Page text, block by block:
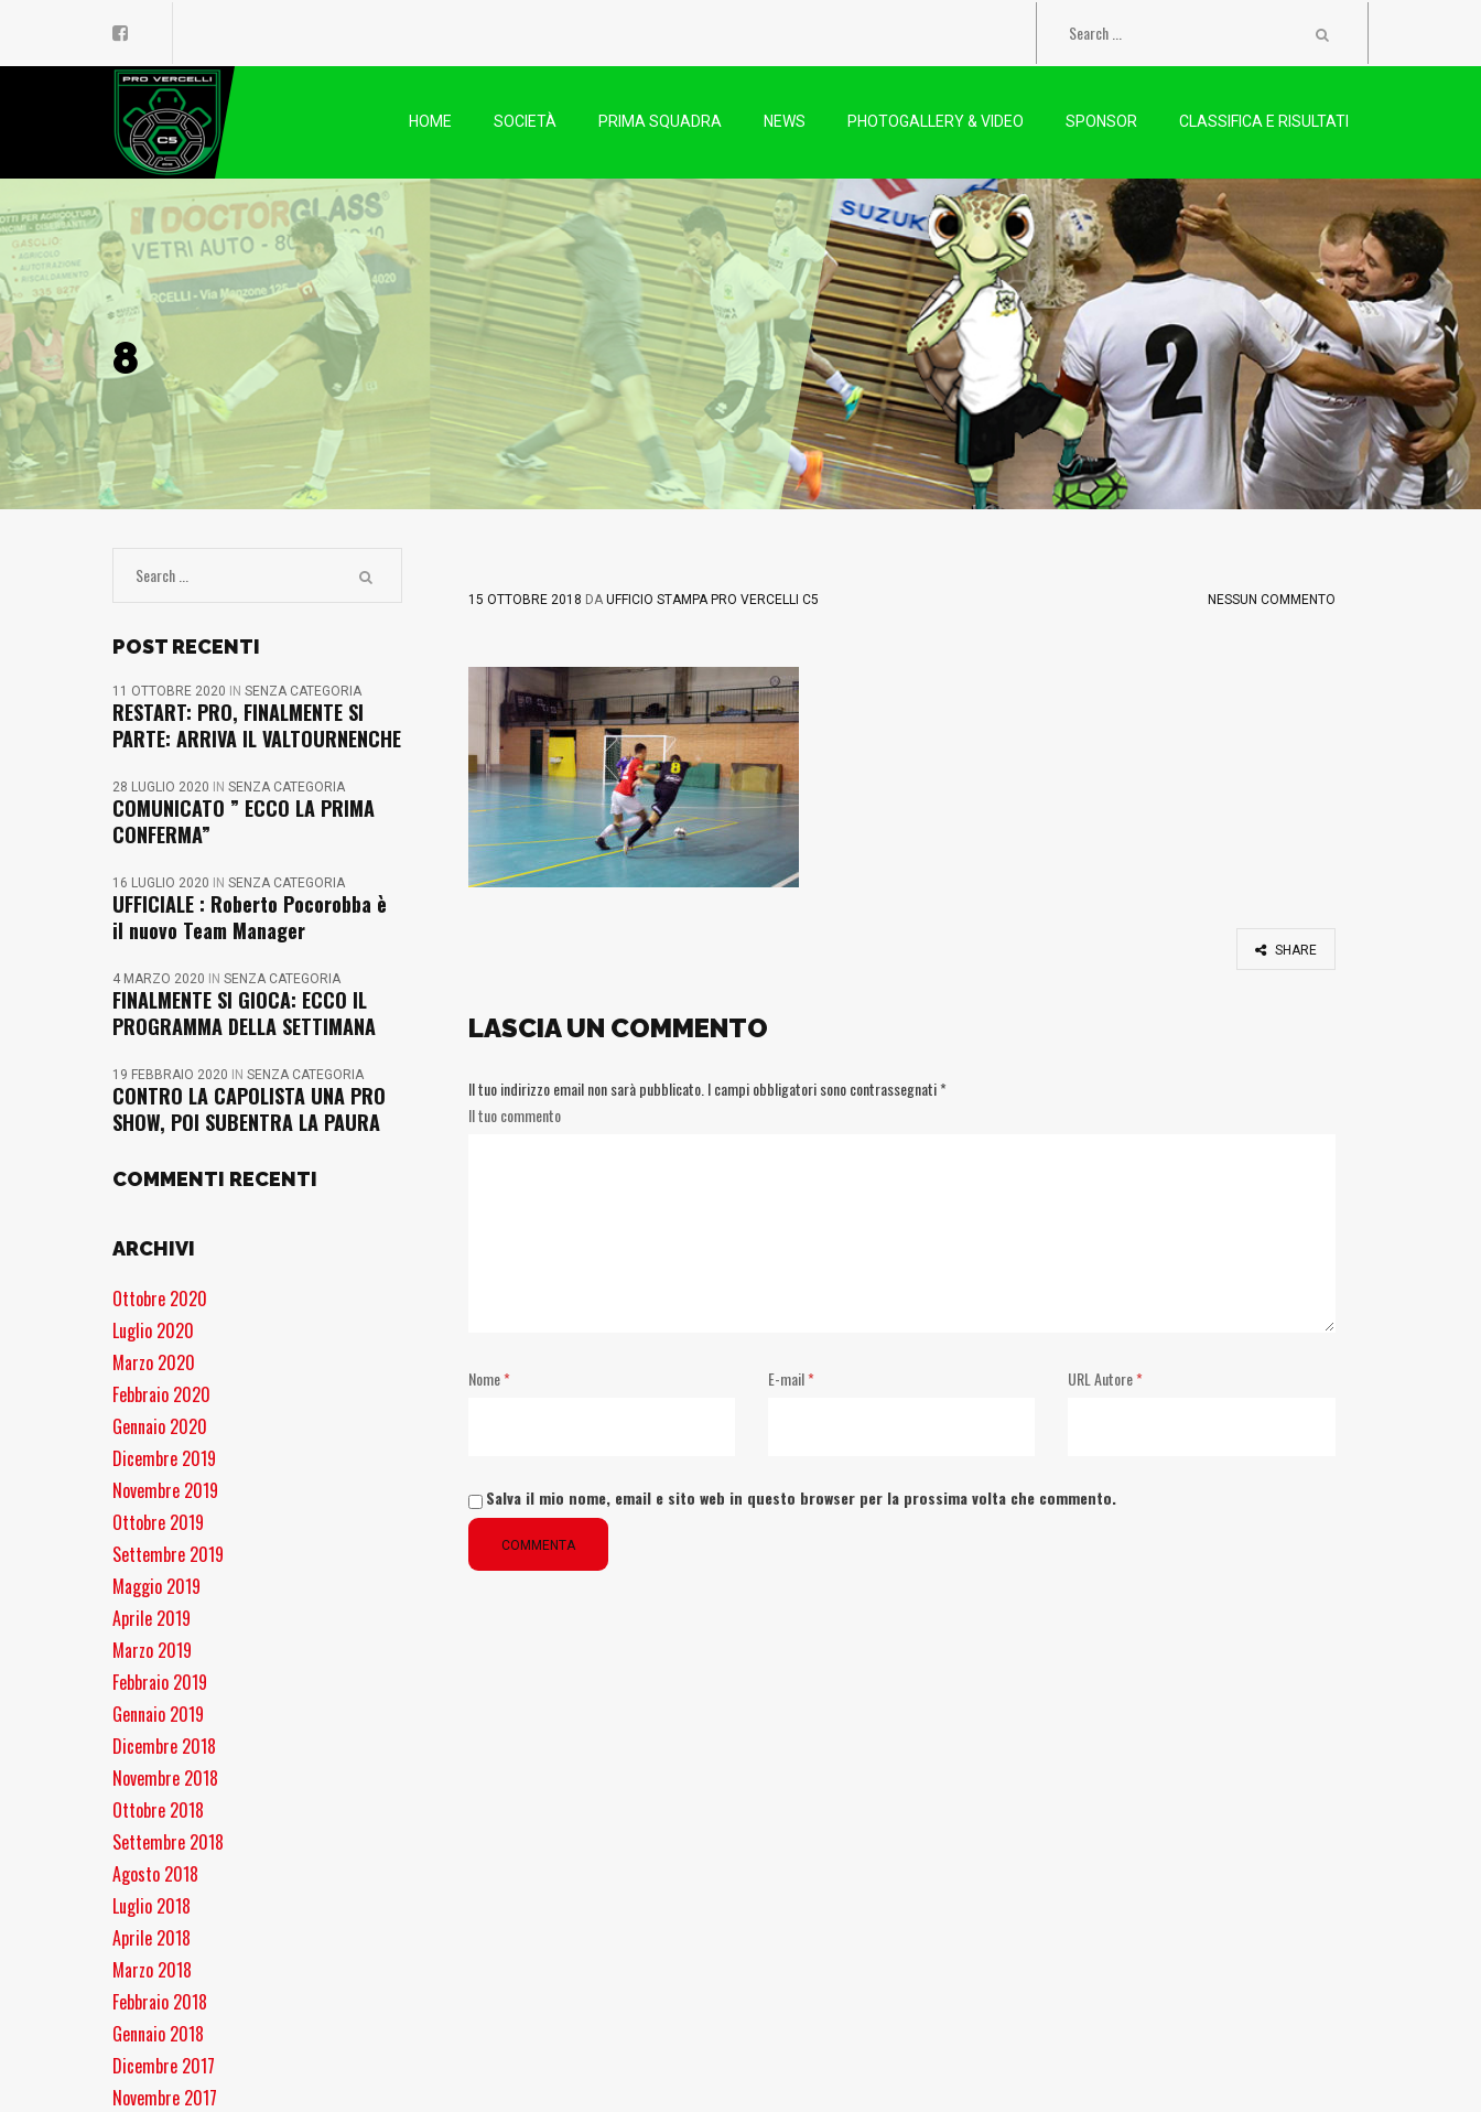
HOME SOCIETÀ PRIMA SQUADRA NEWS PHOTOGALLERY & VIDEO SPONSOR CLASSIFICA E RISULTATI
8
15 OTTOBRE 2018 DA UFFICIO STAMPA PRO VERCELLI C5 NESSUN COMMENTO
SHARE
LASCIA UN COMMENTO
Il tuo indirizzo email non sarà pubblicato. I campi obbligatori sono contrassegnati*
Il tuo commento
Nome* E-mail* URL Autore*
Salva il mio nome, email e sito web in questo browser per la prossima volta che commento.
COMMENTA
POST RECENTI
11 OTTOBRE 2020 IN SENZA CATEGORIA
RESTART: PRO, FINALMENTE SI
PARTE: ARRIVA IL VALTOURNENCHE
28 LUGLIO 2020 IN SENZA CATEGORIA
COMUNICATO ” ECCO LA PRIMA
CONFERMA”
16 LUGLIO 2020 IN SENZA CATEGORIA
UFFICIALE : Roberto Pocorobba è
il nuovo Team Manager
4 MARZO 2020 IN SENZA CATEGORIA
FINALMENTE SI GIOCA: ECCO IL
PROGRAMMA DELLA SETTIMANA
19 FEBBRAIO 2020 IN SENZA CATEGORIA
CONTRO LA CAPOLISTA UNA PRO
SHOW, POI SUBENTRA LA PAURA
COMMENTI RECENTI
ARCHIVI
Ottobre 2020
Luglio 2020
Marzo 2020
Febbraio 2020
Gennaio 2020
Dicembre 2019
Novembre 2019
Ottobre 2019
Settembre 2019
Maggio 2019
Aprile 2019
Marzo 2019
Febbraio 2019
Gennaio 2019
Dicembre 2018
Novembre 2018
Ottobre 2018
Settembre 2018
Agosto 2018
Luglio 2018
Aprile 2018
Marzo 2018
Febbraio 2018
Gennaio 2018
Dicembre 2017
Novembre 2017